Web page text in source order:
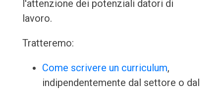
l'attenzione dei potenziali datori di
lavoro.
Tratteremo:
Come scrivere un curriculum,
indipendentemente dal settore o dal